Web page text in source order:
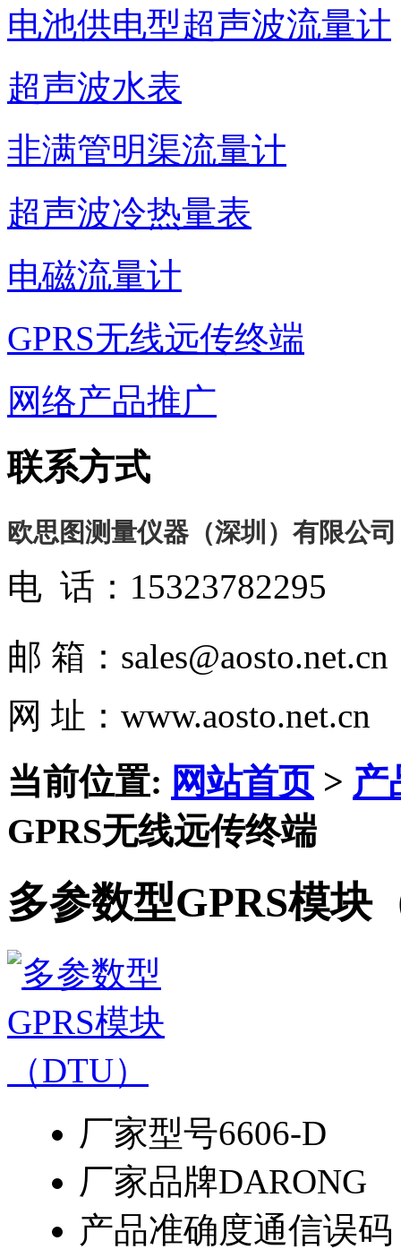
电池供电型超声波流量计
超声波水表
非满管明渠流量计
超声波冷热量表
电磁流量计
GPRS无线远传终端
网络产品推广
联系方式
欧思图测量仪器（深圳）有限公司
电 话：15323782295
邮 箱：sales@aosto.net.cn
网 址：www.aosto.net.cn
当前位置: 网站首页> 产
GPRS无线远传终端
多参数型GPRS模块
厂家型号6606-D
厂家品牌DARONG
产品准确度通信误码